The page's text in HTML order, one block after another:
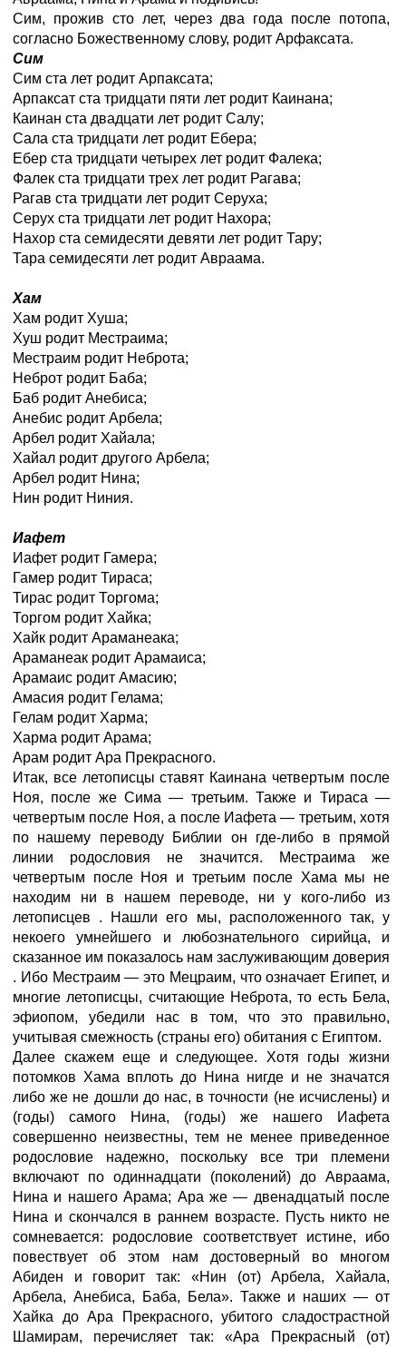
Сим, прожив сто лет, через два года после потопа,
согласно Божественному слову, родит Арфаксата.
Сим
Сим ста лет родит Арпаксата;
Арпаксат ста тридцати пяти лет родит Каинана;
Каинан ста двадцати лет родит Салу;
Сала ста тридцати лет родит Ебера;
Ебер ста тридцати четырех лет родит Фалека;
Фалек ста тридцати трех лет родит Рагава;
Рагав ста тридцати лет родит Серуха;
Серух ста тридцати лет родит Нахора;
Нахор ста семидесяти девяти лет родит Тару;
Тара семидесяти лет родит Авраама.
Хам
Хам родит Хуша;
Хуш родит Местраима;
Местраим родит Неброта;
Неброт родит Баба;
Баб родит Анебиса;
Анебис родит Арбела;
Арбел родит Хайала;
Хайал родит другого Арбела;
Арбел родит Нина;
Нин родит Ниния.
Иафет
Иафет родит Гамера;
Гамер родит Тираса;
Тирас родит Торгома;
Торгом родит Хайка;
Хайк родит Араманеака;
Араманеак родит Арамаиса;
Арамаис родит Амасию;
Амасия родит Гелама;
Гелам родит Харма;
Харма родит Арама;
Арам родит Ара Прекрасного.
Итак, все летописцы ставят Каинана четвертым после
Ноя, после же Сима — третьим. Также и Тираса —
четвертым после Ноя, а после Иафета — третьим, хотя
по нашему переводу Библии он где-либо в прямой
линии родословия не значится. Местраима же
четвертым после Ноя и третьим после Хама мы не
находим ни в нашем переводе, ни у кого-либо из
летописцев . Нашли его мы, расположенного так, у
некоего умнейшего и любознательного сирийца, и
сказанное им показалось нам заслуживающим доверия
. Ибо Местраим — это Мецраим, что означает Египет, и
многие летописцы, считающие Неброта, то есть Бела,
эфиопом, убедили нас в том, что это правильно,
учитывая смежность (страны его) обитания с Египтом.
Далее скажем еще и следующее. Хотя годы жизни
потомков Хама вплоть до Нина нигде и не значатся
либо же не дошли до нас, в точности (не исчислены) и
(годы) самого Нина, (годы) же нашего Иафета
совершенно неизвестны, тем не менее приведенное
родословие надежно, поскольку все три племени
включают по одиннадцати (поколений) до Авраама,
Нина и нашего Арама; Ара же — двенадцатый после
Нина и скончался в раннем возрасте. Пусть никто не
сомневается: родословие соответствует истине, ибо
повествует об этом нам достоверный во многом
Абиден и говорит так: «Нин (от) Арбела, Хайала,
Арбела, Анебиса, Баба, Бела». Также и наших — от
Хайка до Ара Прекрасного, убитого сладострастной
Шамирам, перечисляет так: «Ара Прекрасный (от)